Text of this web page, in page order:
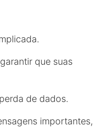
que suas
de dados.
importantes,